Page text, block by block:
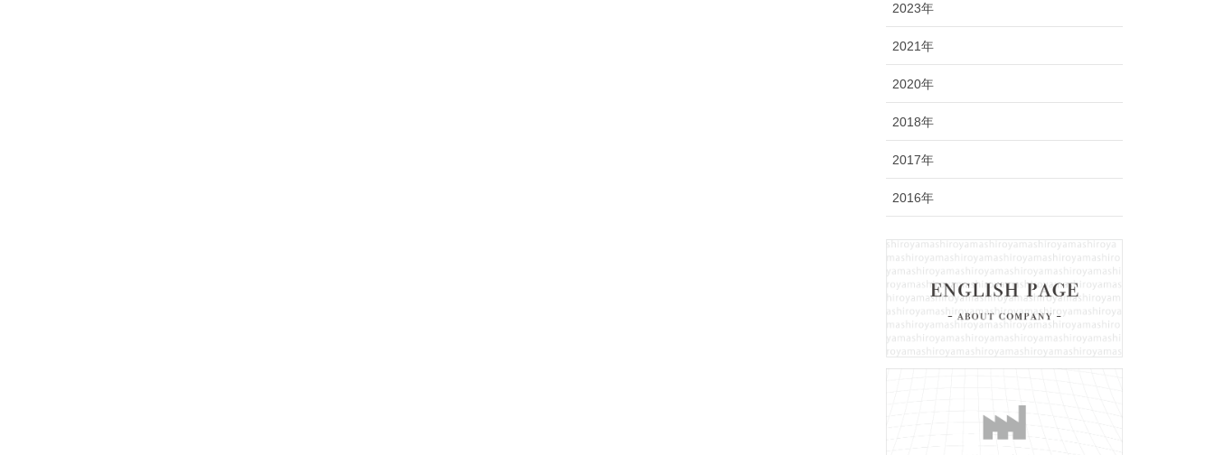
2023年
2021年
2020年
2018年
2017年
2016年